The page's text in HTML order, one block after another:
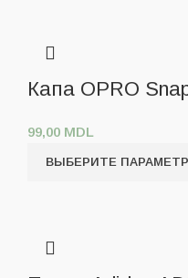
Капа OPRO
99,00 MDL
ВЫБЕРИТЕ